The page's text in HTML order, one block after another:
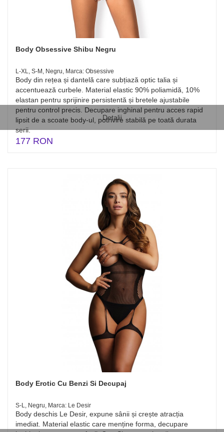
Detalii
Body Obsessive Shibu Negru
L-XL, S-M, Negru, Marca: Obsessive
Body din rețea și dantelă care subțiază optic talia și
accentuează curbele. Material elastic 90% poliamidă, 10%
elastan pentru sprijinire persistentă și bretele ajustabile
pentru control precis. Decupare inghinal pentru acces rapid
lipsit de a scoate body-ul, potrivire stabilă pe toată durata
serii.
177 RON
Body Erotic Cu Benzi Si Decupaj
S-L, Negru, Marca: Le Desir
Body deschis Le Desir, expune sânii și crește atracția
imediat. Material elastic care menține forma, decupare